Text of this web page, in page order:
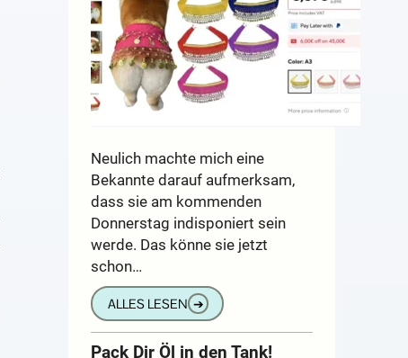
Neulich machte mich eine
Bekannte darauf aufmerksam,
dass sie am kommenden
Donnerstag indisponiert sein
werde. Das könne sie jetzt
schon…
ALLES LESEN ➔
Pack Dir Öl in den Tank!